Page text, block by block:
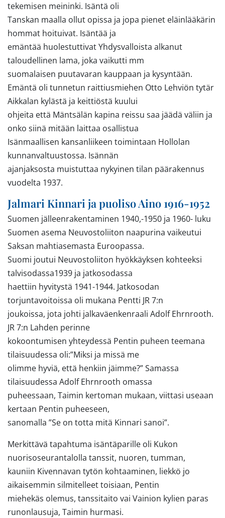
tekemisen meininki. Isäntä oli
Tanskan maalla ollut opissa ja jopa pienet eläinlääkärin
hommat hoituivat. Isäntää ja
emäntää huolestuttivat Yhdysvalloista alkanut
taloudellinen lama, joka vaikutti mm
suomalaisen puutavaran kauppaan ja kysyntään.
Emäntä oli tunnetun raittiusmiehen Otto Lehviön tytär
Aikkalan kylästä ja keittiöstä kuului
ohjeita että Mäntsälän kapina reissu saa jäädä väliin ja
onko siinä mitään laittaa osallistua
Isänmaallisen kansanliikeen toimintaan Hollolan
kunnanvaltuustossa. Isännän
ajanjaksosta muistuttaa nykyinen tilan päärakennus
vuodelta 1937.
Jalmari Kinnari ja puoliso Aino 1916-1952
Suomen jälleenrakentaminen 1940,-1950 ja 1960- luku
Suomen asema Neuvostoliiton naapurina vaikeutui
Saksan mahtiasemasta Euroopassa.
Suomi joutui Neuvostoliiton hyökkäyksen kohteeksi
talvisodassa1939 ja jatkosodassa
haettiin hyvitystä 1941-1944. Jatkosodan
torjuntavoitoissa oli mukana Pentti JR 7:n
joukoissa, jota johti jalkaväenkenraali Adolf Ehrnrooth.
JR 7:n Lahden perinne
kokoontumisen yhteydessä Pentin puheen teemana
tilaisuudessa oli:”Miksi ja missä me
olimme hyviä, että henkiin jäimme?” Samassa
tilaisuudessa Adolf Ehrnrooth omassa
puheessaan, Taimin kertoman mukaan, viittasi useaan
kertaan Pentin puheeseen,
sanomalla ”Se on totta mitä Kinnari sanoi”.
Merkittävä tapahtuma isäntäparille oli Kukon
nuorisoseurantalolla tanssit, nuoren, tumman,
kauniin Kivennavan tytön kohtaaminen, liekkö jo
aikaisemmin silmitelleet toisiaan, Pentin
miehekäs olemus, tanssitaito vai Vainion kylien paras
runonlausuja, Taimin hurmasi.